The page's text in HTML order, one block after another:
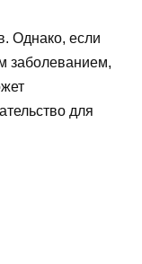
Однако, если
заболеванием,
для